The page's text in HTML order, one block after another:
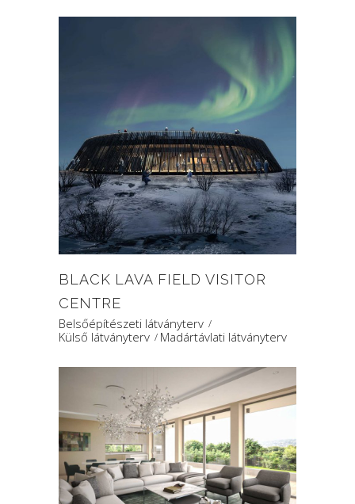
BLACK LAVA FIELD VISITOR
CENTRE
Belsőépítészeti látványterv
Külső látványterv
Madártávlati látványterv